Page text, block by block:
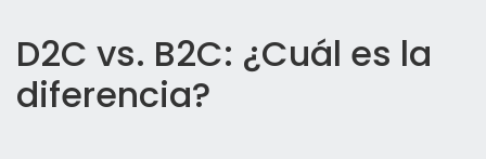
D2C vs. B2C: ¿Cuál es la
diferencia?